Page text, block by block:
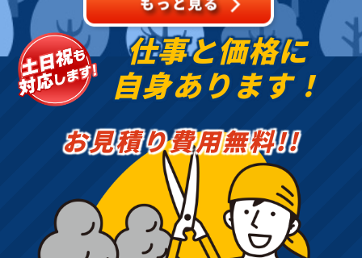
仕事と価格に
自身あります！
お見積り費用無料!!